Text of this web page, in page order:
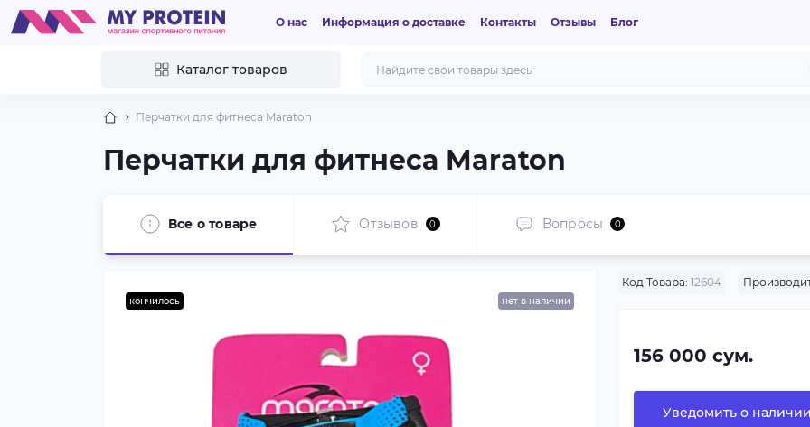
О нас Информация о доставке Контакты Отзывы Блог
Каталог товаров
Перчатки для фитнеса Maraton
Перчатки для фитнеса Maraton
Все о товаре Отзывов 0 Вопросы 0
кончилось нет в наличии
Код Товара: 12604
156 000 сум.
Уведомить о